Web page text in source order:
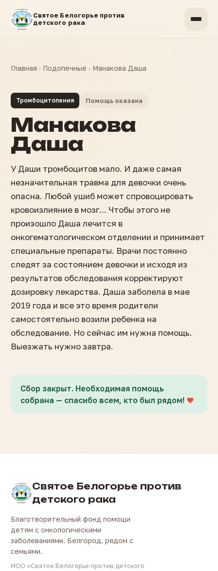
Святое Белогорье против
детского рака
Главная · Подопечные · Манакова Даша
Тромбоцитопения Помощь оказана
Манакова
Даша
У Даши тромбоцитов мало. И даже самая
незначительная травма для девочки очень
опасна. Любой ушиб может спровоцировать
кровоизлияние в мозг... Чтобы этого не
произошло Даша лечится в
онкогематологическом отделении и принимает
специальные препараты. Врачи постоянно
следят за состоянием девочки и исходя из
результатов обследования корректируют
дозировку лекарства. Даша заболела в мае
2019 года и все это время родители
самостоятельно возили ребенка на
обследование. Но сейчас им нужна помощь.
Выезжать нужно завтра.
Сбор закрыт. Необходимая помощь
собрана — спасибо всем, кто был рядом!
Святое Белогорье против
детского рака
Благотворительный фонд помощи
детям с онкологическими
заболеваниями. Белгород, рядом с
семьями.
МОО «Святое Белогорье против детского